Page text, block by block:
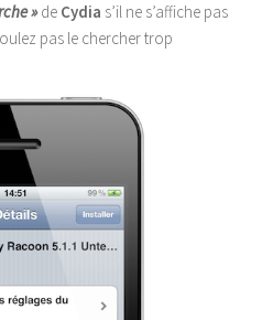
»de Cydia s’il ne s’affiche pas
pas le chercher trop